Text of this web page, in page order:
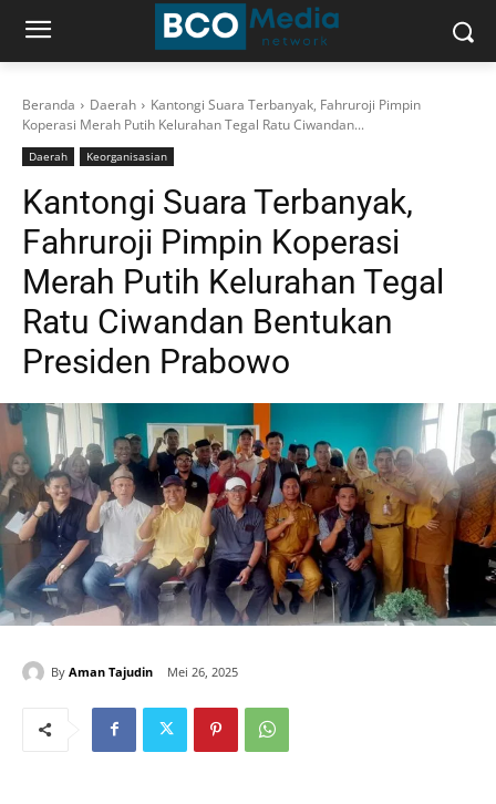
Beranda Daerah
Kantongi Suara Terbanyak, Fahruroji Pimpin
Koperasi Merah Putih Kelurahan Tegal Ratu Ciwandan...
Daerah Keorganisasian
Kantongi Suara Terbanyak,
Fahruroji Pimpin Koperasi
Merah Putih Kelurahan Tegal
Ratu Ciwandan Bentukan
Presiden Prabowo
By Aman Tajudin Mei 26, 2025